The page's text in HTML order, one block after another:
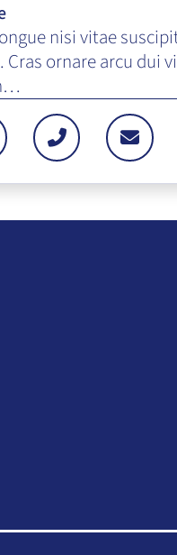
nisi vitae
Cras ornare arcu dui
TEL: E-
"Name des